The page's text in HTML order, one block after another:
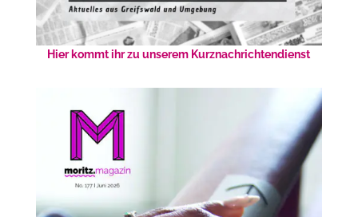
Hier kommt ihr zu unserem Kurznachrichtendienst